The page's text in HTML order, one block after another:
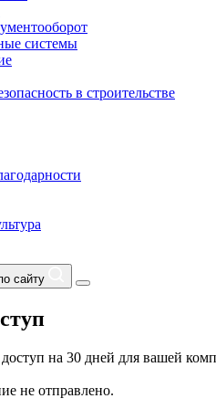
системы
в строительстве
сайту
на 30 дней для вашей
не отправлено.